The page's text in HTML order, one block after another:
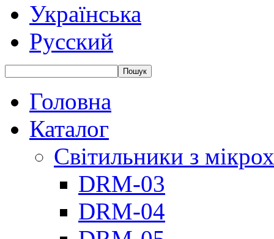
Українська
Русский
Головна
Каталог
Світильники з
DRM-03
DRM-04